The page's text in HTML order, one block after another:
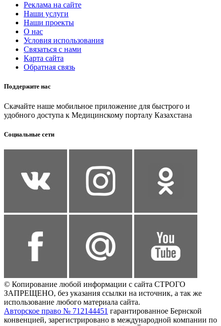
Реклама на сайте
Наши услуги
Наши проекты
О нас
Условия использования
Связаться с нами
Карта сайта
Обратная связь
Поддержите нас
Скачайте наше мобильное приложение для быстрого и
удобного доступа к Медицинскому порталу Казахстана
Социальные сети
© Копирование любой информации с сайта СТРОГО
ЗАПРЕЩЕНО, без указания ссылки на источник, а так же
использование любого материала сайта.
Авторское право № 712144451 гарантированное Бернской
конвенцией, зарегистрировано в международной компании по